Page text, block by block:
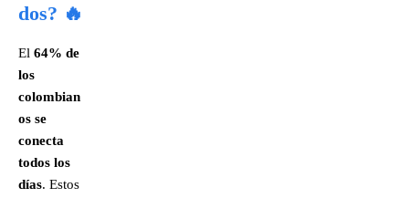
dos? 🔥
El 64% de
los
colombian
os se
conecta
todos los
días. Estos